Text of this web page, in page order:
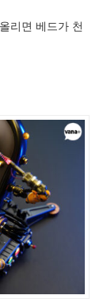
리면 베드가 천